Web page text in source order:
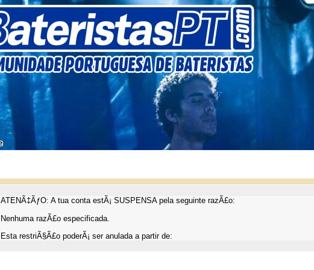
ATENÃ‡ÃƒO: A tua conta estÃ¡ SUSPENSA pela seguinte razÃ£o:
Nenhuma razÃ£o especificada.
Esta restriÃ§Ã£o poderÃ¡ ser anulada a partir de: